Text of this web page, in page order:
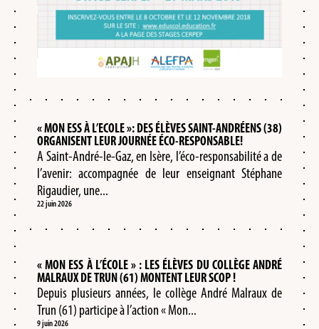
« MON ESS À L’ECOLE »: DES ÉLÈVES SAINT-ANDRÉENS (38)
ORGANISENT LEUR JOURNÉE ÉCO-RESPONSABLE!
A Saint-André-le-Gaz, en Isère, l’éco-responsabilité a de
l’avenir: accompagnée de leur enseignant Stéphane
Rigaudier, une...
22 juin 2026
« MON ESS À L’ÉCOLE » : LES ÉLÈVES DU COLLÈGE ANDRÉ
MALRAUX DE TRUN (61) MONTENT LEUR SCOP !
Depuis plusieurs années, le collège André Malraux de
Trun (61) participe à l’action « Mon...
9 juin 2026